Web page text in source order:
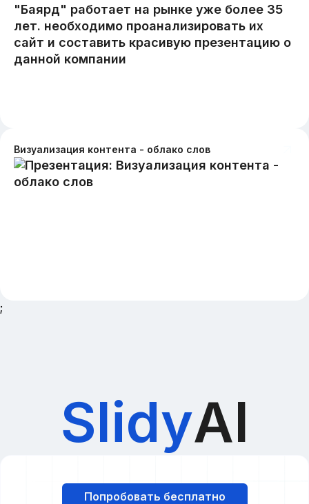
Визуализация контента - облако слов
;
SlidyAI
Попробовать бесплатно